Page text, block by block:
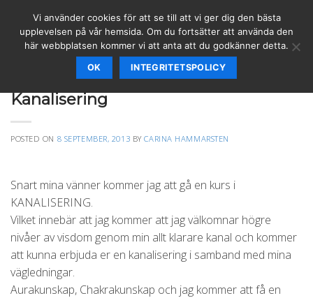
content
ÄNGLAR & BUDSKAP,REIKI,SPIRITUELLT
Kanalisering
POSTED ON 8 SEPTEMBER, 2013 BYCARINA HAMMARSTEN
Snart mina vänner kommer jag att gå en kurs i
KANALISERING.
Vilket innebär att jag kommer att jag välkomnar högre
nivåer av visdom genom min allt klarare kanal och kommer
att kunna erbjuda er en kanalisering i samband med mina
vägledningar.
Aurakunskap, Chakrakunskap och jag kommer att få en
Vi använder cookies för att se till att vi ger dig den bästa
upplevelsen på vår hemsida. Om du fortsätter att använda den
här webbplatsen kommer vi att anta att du godkänner detta.
OK INTEGRITETSPOLICY